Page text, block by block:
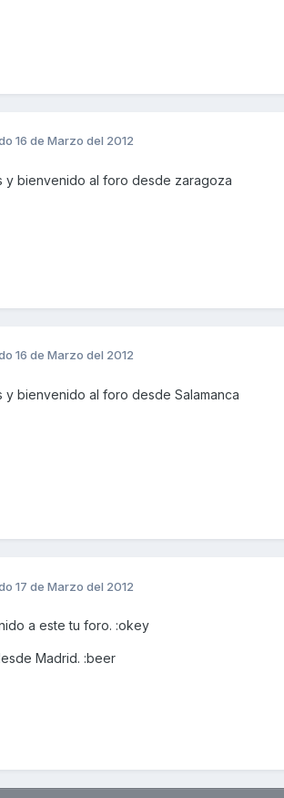
16 de Marzo del 2012
y bienvenido al foro desde zaragoza
16 de Marzo del 2012
y bienvenido al foro desde Salamanca
17 de Marzo del 2012
a este tu foro. :okey
Madrid. :beer